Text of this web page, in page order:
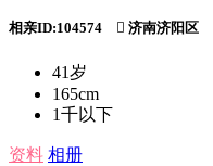
相亲ID:104574  济南济阳区
41岁
165cm
1千以下
资料 相册